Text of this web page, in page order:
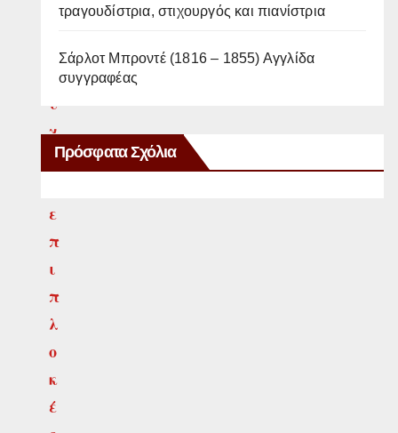
υ
χ
ν
ε
π
ι
π
λ
ο
κ
έ
τραγουδίστρια, στιχουργός και πιανίστρια
Σάρλοτ Μπροντέ (1816 – 1855) Αγγλίδα
συγγραφέας
Πρόσφατα Σχόλια